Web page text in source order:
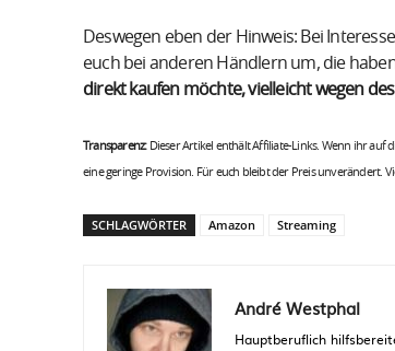
Deswegen eben der Hinweis: Bei
euch bei anderen Händlern um, die
direkt kaufen möchte, vielleicht wegen
Transparenz:Dieser Artikel enthält Affiliate-Links. Wenn ihr auf
eine geringe Provision. Für euch bleibt der Preis unverändert.
SCHLAGWÖRTER Amazon Streaming
André Westphal
Hauptberuflich